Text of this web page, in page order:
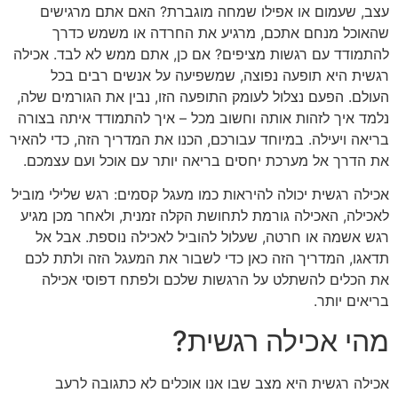
עצב, שעמום או אפילו שמחה מוגברת? האם אתם מרגישים
שהאוכל מנחם אתכם, מרגיע את החרדה או משמש כדרך
להתמודד עם רגשות מציפים? אם כן, אתם ממש לא לבד. אכילה
רגשית היא תופעה נפוצה, שמשפיעה על אנשים רבים בכל
העולם. הפעם נצלול לעומק התופעה הזו, נבין את הגורמים שלה,
נלמד איך לזהות אותה וחשוב מכל – איך להתמודד איתה בצורה
בריאה ויעילה. במיוחד עבורכם, הכנו את המדריך הזה, כדי להאיר
את הדרך אל מערכת יחסים בריאה יותר עם אוכל ועם עצמכם.
אכילה רגשית יכולה להיראות כמו מעגל קסמים: רגש שלילי מוביל
לאכילה, האכילה גורמת לתחושת הקלה זמנית, ולאחר מכן מגיע
רגש אשמה או חרטה, שעלול להוביל לאכילה נוספת. אבל אל
תדאגו, המדריך הזה כאן כדי לשבור את המעגל הזה ולתת לכם
את הכלים להשתלט על הרגשות שלכם ולפתח דפוסי אכילה
בריאים יותר.
מהי אכילה רגשית?
אכילה רגשית היא מצב שבו אנו אוכלים לא כתגובה לרעב